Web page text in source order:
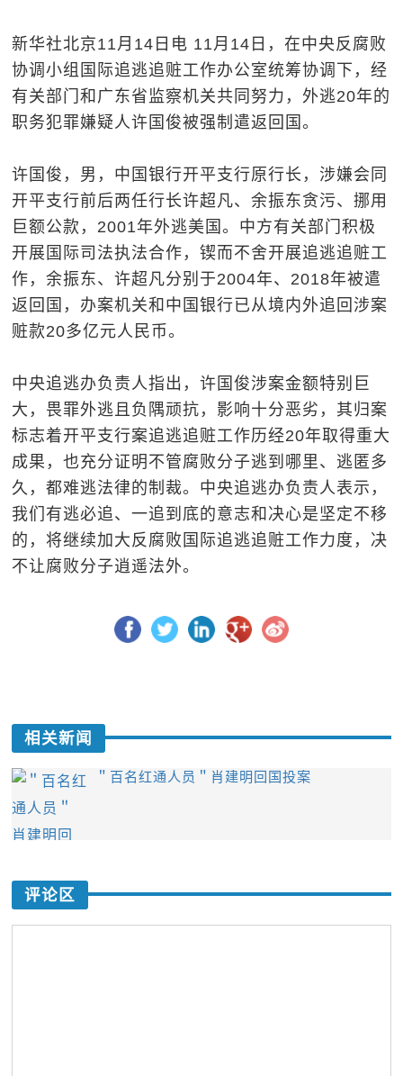
新华社北京11月14日电 11月14日，在中央反腐败
协调小组国际追逃追赃工作办公室统筹协调下，经
有关部门和广东省监察机关共同努力，外逃20年的
职务犯罪嫌疑人许国俊被强制遣返回国。
许国俊，男，中国银行开平支行原行长，涉嫌会同
开平支行前后两任行长许超凡、余振东贪污、挪用
巨额公款，2001年外逃美国。中方有关部门积极
开展国际司法执法合作，锲而不舍开展追逃追赃工
作，余振东、许超凡分别于2004年、2018年被遣
返回国，办案机关和中国银行已从境内外追回涉案
赃款20多亿元人民币。
中央追逃办负责人指出，许国俊涉案金额特别巨
大，畏罪外逃且负隅顽抗，影响十分恶劣，其归案
标志着开平支行案追逃追赃工作历经20年取得重大
成果，也充分证明不管腐败分子逃到哪里、逃匿多
久，都难逃法律的制裁。中央追逃办负责人表示，
我们有逃必追、一追到底的意志和决心是坚定不移
的，将继续加大反腐败国际追逃追赃工作力度，决
不让腐败分子逍遥法外。
相关新闻
＂百名红通人员＂肖建明回国投案
评论区